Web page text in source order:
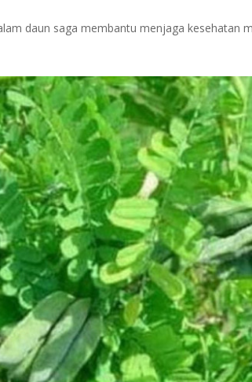
daun saga membantu menjaga kesehatan